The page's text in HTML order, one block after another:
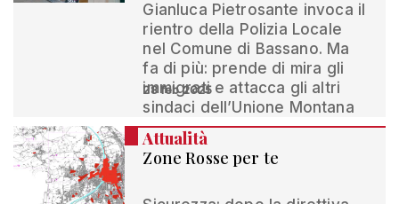
Gianluca Pietrosante invoca il
rientro della Polizia Locale
nel Comune di Bassano. Ma
fa di più: prende di mira gli
immigrati e attacca gli altri
sindaci dell’Unione Montana
28 feb 2025
Attualità
Zone Rosse per te